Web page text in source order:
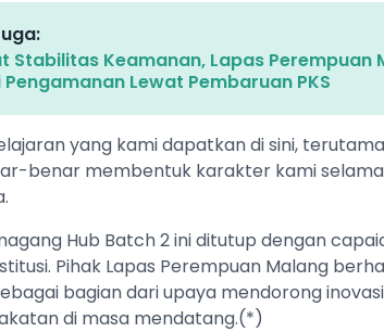
Stabilitas Keamanan, Lapas Perempuan
Pengamanan Lewat Pembaruan PKS
yang kami dapatkan di sini,
benar membentuk karakter kami
Hub Batch 2 ini ditutup dengan
Pihak Lapas Perempuan Malang
bagian dari upaya mendorong
di masa mendatang.(*)